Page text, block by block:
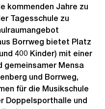
kommenden Jahre zu
Tagesschule zu
Borrweg bietet Platz
400 Kinder) mit einer
gemeinsamer Mensa
und Borrweg,
für die Musikschule
Doppelsporthalle und